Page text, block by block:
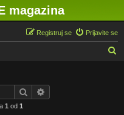
magazina
Prijavite se
Registruj se
Pretraga
1 od 1